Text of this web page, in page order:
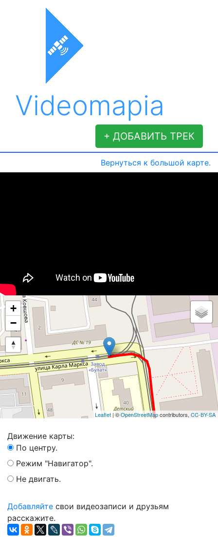
Videomapia
+ ДОБАВИТЬ ТРЕК
Вернуться к большой карте.
+
−
Leaflet | ©OpenStreetMapcontributors, CC-BY-SA
Движение карты:
По центру.
Режим "Навигатор".
Не двигать.
Добавляйте свои видеозаписи и друзьям
расскажите.